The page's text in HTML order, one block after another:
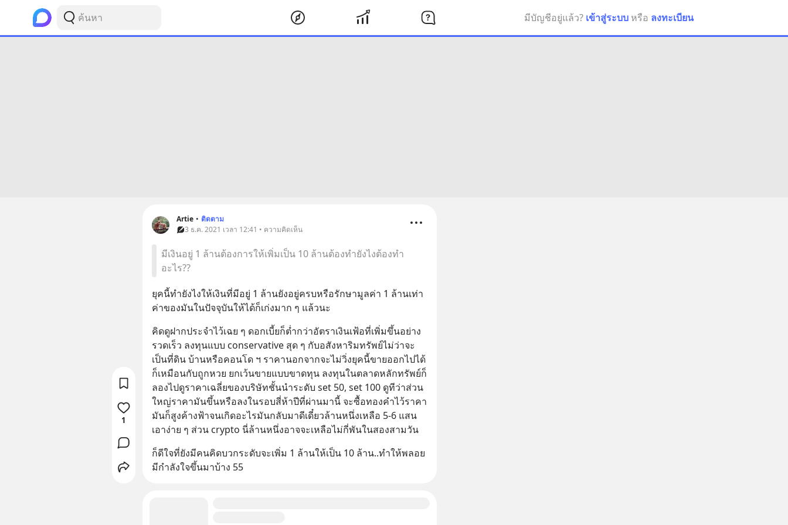
มีบัญชีอยู่แล้ว? เข้าสู่ระบบ หรือ ลงทะเบียน
Artie • ติดตาม
3 ธ.ค. 2021 เวลา 12:41 • ความคิดเห็น
มีเงินอยู่ 1 ล้านต้องการให้เพิ่มเป็น 10 ล้านต้องทำยังไงต้องทำ
อะไร??
ยุคนี้ทำยังไงให้เงินที่มีอยู่ 1 ล้านยังอยู่ครบหรือรักษามูลค่า 1 ล้านเท่า
ค่าของมันในปัจจุบันให้ได้ก็เก่งมาก ๆ แล้วนะ
คิดดูฝากประจำไว้เฉย ๆ ดอกเบี้ยก็ต่ำกว่าอัตราเงินเฟ้อที่เพิ่มขึ้นอย่าง
รวดเร็ว ลงทุนแบบ conservative สุด ๆ กับอสังหาริมทรัพย์ไม่ว่าจะ
เป็นที่ดิน บ้านหรือคอนโด ฯ ราคานอกจากจะไม่วิ่งยุคนี้ขายออกไปได้
ก็เหมือนกับถูกหวย ยกเว้นขายแบบขาดทุน ลงทุนในตลาดหลักทรัพย์ก็
ลองไปดูราคาเฉลี่ยของบริษัทชั้นนำระดับ set 50, set 100 ดูทีว่าส่วน
ใหญ่ราคามันขึ้นหรือลงในรอบสี่ห้าปีที่ผ่านมานี้ จะซื้อทองคำไว้ราคา
มันก็สูงค้างฟ้าจนเกิดอะไรมันกลับมาดีเดี๋ยวล้านหนึ่งเหลือ 5-6 แสน
เอาง่าย ๆ ส่วน crypto นี่ล้านหนึ่งอาจจะเหลือไม่กี่พันในสองสามวัน
ก็ดีใจที่ยังมีคนคิดบวกระดับจะเพิ่ม 1 ล้านให้เป็น 10 ล้าน..ทำให้พลอย
มีกำลังใจขึ้นมาบ้าง 55
1